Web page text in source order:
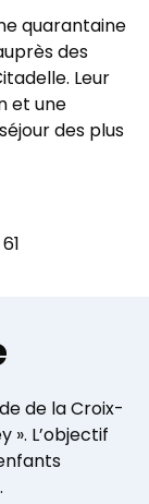
quarantaine
des
Leur
et une
des plus
de la Croix-
». L’objectif